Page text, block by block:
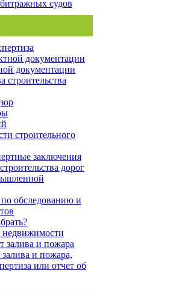
судов
документации
документации
строительства
строительного
заключения
дорог
обследованию и
недвижимости
залива и пожара
и пожара,
или отчет об